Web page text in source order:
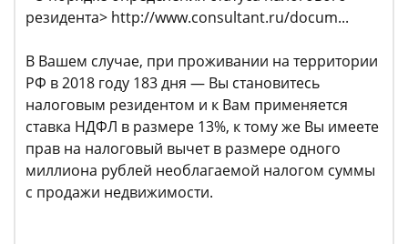
резидента> http://www.consultant.ru/docum...
В Вашем случае, при проживании на территории
РФ в 2018 году 183 дня — Вы становитесь
налоговым резидентом и к Вам применяется
ставка НДФЛ в размере 13%, к тому же Вы имеете
прав на налоговый вычет в размере одного
миллиона рублей необлагаемой налогом суммы
с продажи недвижимости.